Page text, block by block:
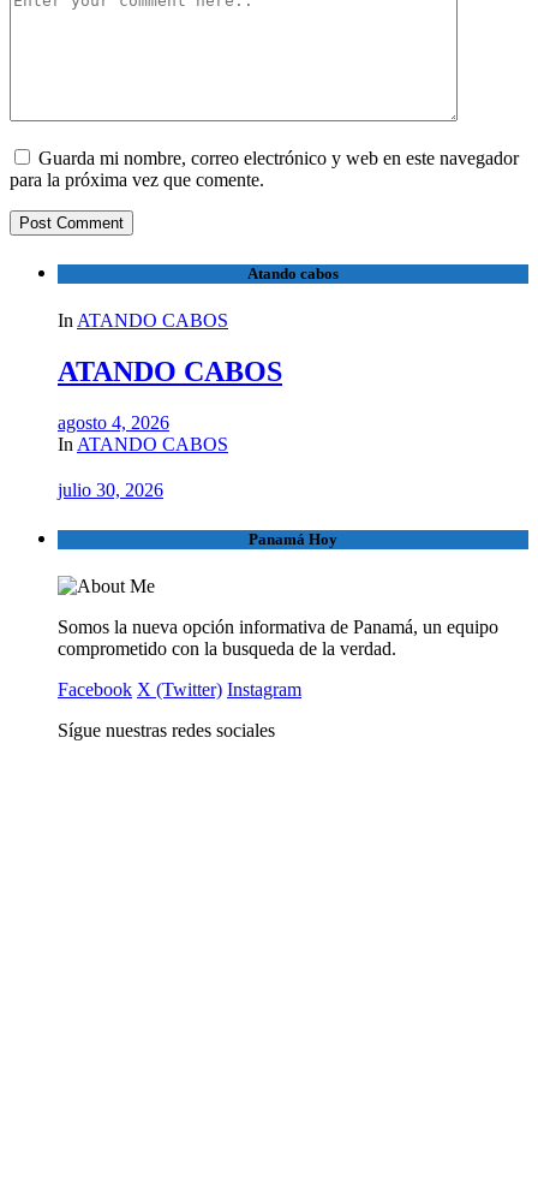
Guarda mi nombre, correo electrónico y web en este navegador
para la próxima vez que comente.
Atando cabos
In ATANDO CABOS
ATANDO CABOS
agosto 4, 2026
In ATANDO CABOS
julio 30, 2026
Panamá Hoy
Somos la nueva opción informativa de Panamá, un equipo
comprometido con la busqueda de la verdad.
Facebook X (Twitter) Instagram
Sígue nuestras redes sociales